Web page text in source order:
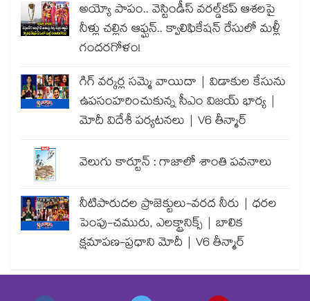
అయ్యో పాపం.. వెస్టిండీస్ వరల్డ్‌కప్ ఆశలపై
నీళ్లు చల్లిన ఆఫ్ఘన్.. క్వాలిఫికేషన్ రేసులో మళ్లీ
గందరగోళం!
గిగ్ వర్కర్ల సమ్మె వాయిదా | విడాకుల కేసును
ఉపసంహరించుకున్న సీఎం విజయ్ భార్య |
మోదీ విదేశీ పర్యటనలు | V6 తీన్మార్
వెలుగు కార్టూన్ : గాజాలో శాంతి పవనాలు
నీటిపారుదల ప్రాజెక్టులు-వరద నీరు | ధరల
పెంపు-చమురు, ఎలక్ట్రానిక్స్ | బాలిక
క్షమాపణ-ప్రధాని మోదీ | V6 తీన్మార్